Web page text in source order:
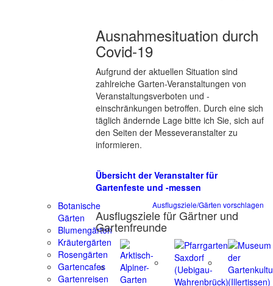
Ausnahmesituation durch
Covid-19
Aufgrund der aktuellen Situation sind
zahlreiche Garten-Veranstaltungen von
Veranstaltungsverboten und -
einschränkungen betroffen. Durch eine sich
täglich ändernde Lage bitte ich Sie, sich auf
den Seiten der Messeveranstalter zu
informieren.
Übersicht der Veranstalter für
Gartenfeste und -messen
Botanische
Gärten
Blumengärten
Kräutergärten
Rosengärten
Gartencafes
Gartenreisen
Ausflugsziele/Gärten vorschlagen
Ausflugsziele für Gärtner und
Gartenfreunde